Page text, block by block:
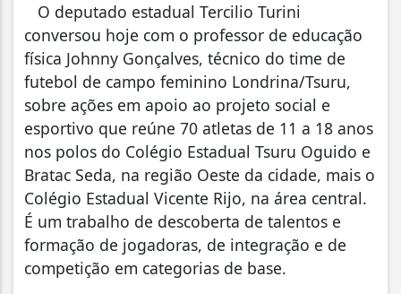
O deputado estadual Tercilio Turini
conversou hoje com o professor de educação
física Johnny Gonçalves, técnico do time de
futebol de campo feminino Londrina/Tsuru,
sobre ações em apoio ao projeto social e
esportivo que reúne 70 atletas de 11 a 18 anos
nos polos do Colégio Estadual Tsuru Oguido e
Bratac Seda, na região Oeste da cidade, mais o
Colégio Estadual Vicente Rijo, na área central.
É um trabalho de descoberta de talentos e
formação de jogadoras, de integração e de
competição em categorias de base.